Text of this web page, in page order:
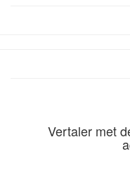
Vertaler met